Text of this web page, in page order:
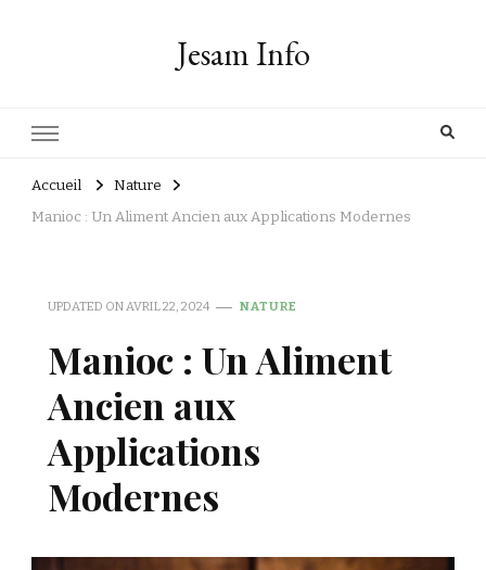
Jesam Info
Accueil
Nature
Manioc : Un Aliment Ancien aux Applications Modernes
UPDATED ONAVRIL 22, 2024 NATURE
Manioc : Un Aliment
Ancien aux
Applications
Modernes